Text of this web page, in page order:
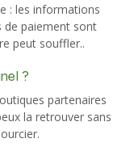
: les informations
de paiement sont
peut souffler..
?
partenaires
la retrouver sans